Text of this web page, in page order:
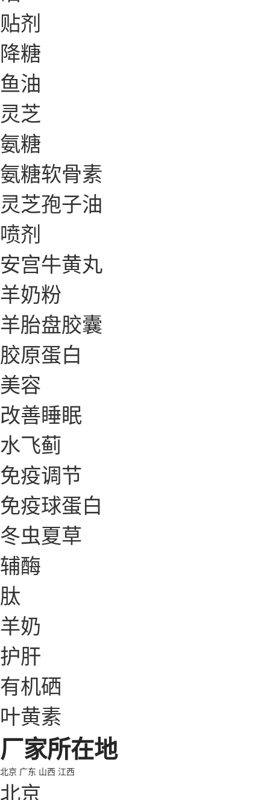
贴剂
降糖
鱼油
灵芝
氨糖
氨糖软骨素
灵芝孢子油
喷剂
安宫牛黄丸
羊奶粉
羊胎盘胶囊
胶原蛋白
美容
改善睡眠
水飞蓟
免疫调节
免疫球蛋白
冬虫夏草
辅酶
肽
羊奶
护肝
有机硒
叶黄素
厂家所在地
北京 广东 山西 江西
北京